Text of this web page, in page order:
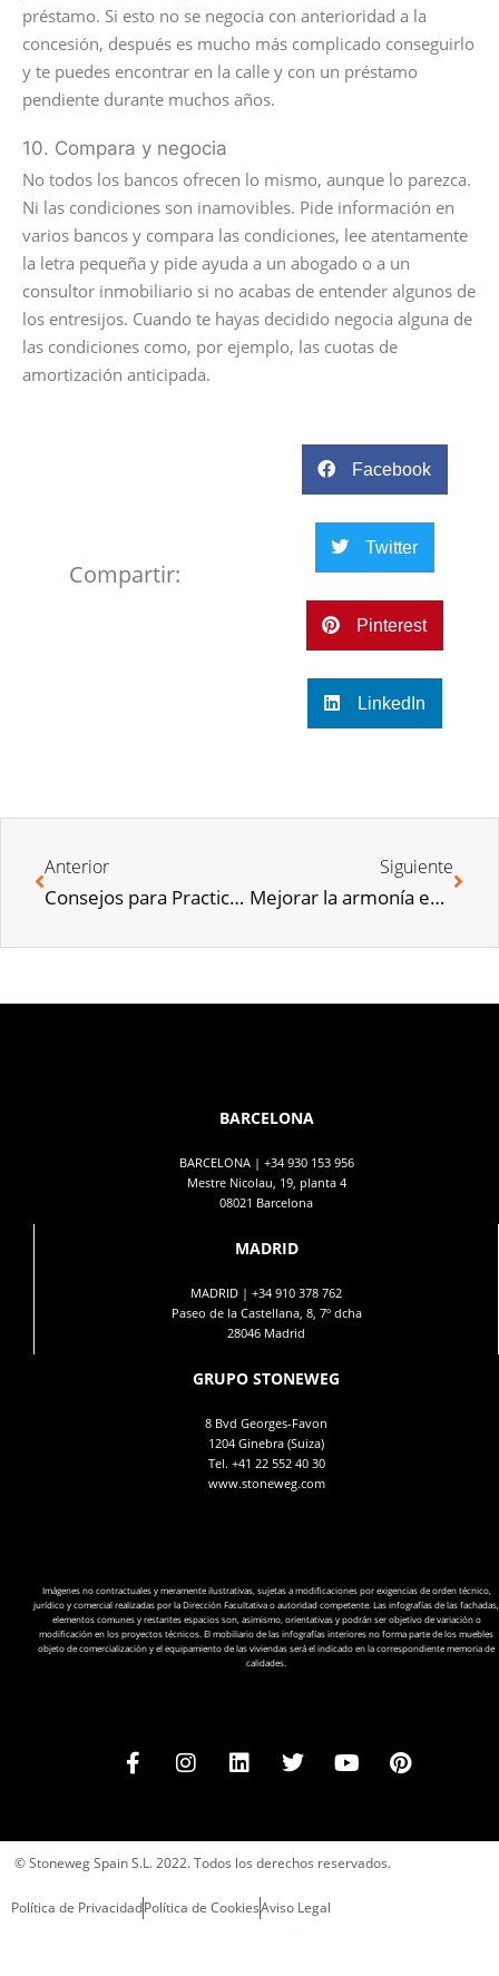
préstamo. Si esto no se negocia con anterioridad a la
concesión, después es mucho más complicado conseguirlo
y te puedes encontrar en la calle y con un préstamo
pendiente durante muchos años.
10. Compara y negocia
No todos los bancos ofrecen lo mismo, aunque lo parezca.
Ni las condiciones son inamovibles. Pide información en
varios bancos y compara las condiciones, lee atentamente
la letra pequeña y pide ayuda a un abogado o a un
consultor inmobiliario si no acabas de entender algunos de
los entresijos. Cuando te hayas decidido negocia alguna de
las condiciones como, por ejemplo, las cuotas de
amortización anticipada.
Compartir:
Facebook
Twitter
Pinterest
LinkedIn
Anterior
Consejos para Practicar Yoga en Casa | 4 TIPs
Siguiente
Mejorar la armonía en casa【7 Consejos indispensables】
BARCELONA
BARCELONA | +34 930 153 956
Mestre Nicolau, 19, planta 4
08021 Barcelona
MADRID
MADRID | +34 910 378 762
Paseo de la Castellana, 8, 7º dcha
28046 Madrid
GRUPO STONEWEG
8 Bvd Georges-Favon
1204 Ginebra (Suiza)
Tel. +41 22 552 40 30
www.stoneweg.com
Imágenes no contractuales y meramente ilustrativas, sujetas a modificaciones por exigencias de orden técnico,
jurídico y comercial realizadas por la Dirección Facultativa o autoridad competente. Las infografías de las fachadas,
elementos comunes y restantes espacios son, asimismo, orientativas y podrán ser objetivo de variación o
modificación en los proyectos técnicos. El mobiliario de las infografías interiores no forma parte de los muebles
objeto de comercialización y el equipamiento de las viviendas será el indicado en la correspondiente memoria de
calidades.
© Stoneweg Spain S.L. 2022. Todos los derechos reservados.
Política de PrivacidadPolítica de CookiesAviso Legal